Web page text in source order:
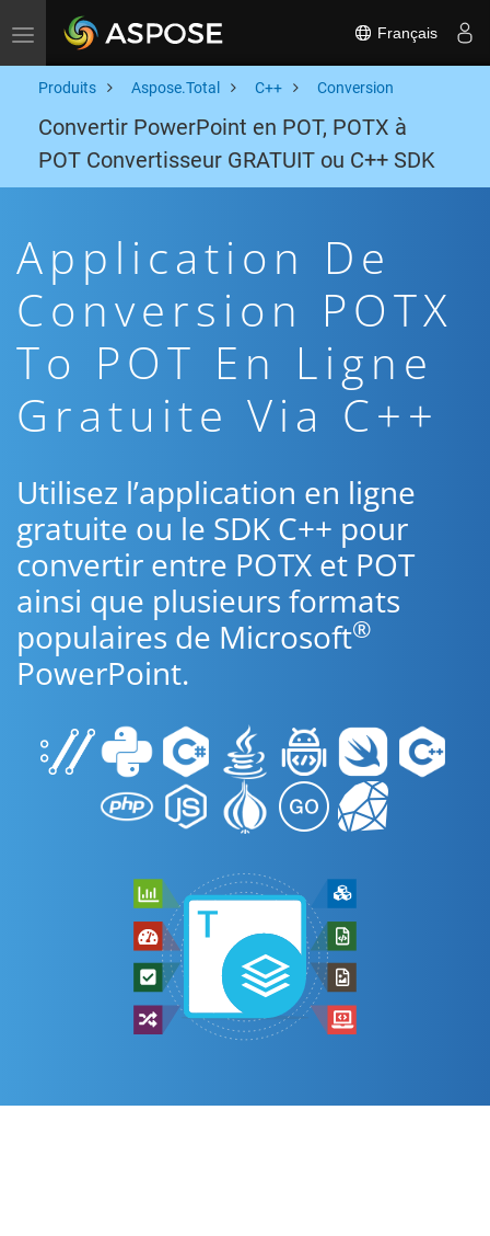
Toggle navigation Français
Produits Aspose.Total C++ Conversion
Convertir PowerPoint en POT, POTX à
POT Convertisseur GRATUIT ou C++ SDK
Application De
Conversion POTX
To POT En Ligne
Gratuite Via C++
Utilisez l’application en ligne
gratuite ou le SDK C++ pour
convertir entre POTX et POT
ainsi que plusieurs formats
populaires de Microsoft®
PowerPoint.